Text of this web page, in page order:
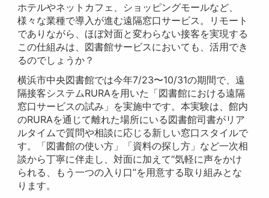
ホテルやネットカフェ、ショッピングモールなど、
様々な業種で導入が進む遠隔窓口サービス。リモート
でありながら、ほぼ対面と変わらない接客を実現する
この仕組みは、図書館サービスにおいても、活用でき
るのでしょうか？
横浜市中央図書館では今年7/23〜10/31の期間で、遠
隔接客システムRURAを用いた「図書館における遠隔
窓口サービスの試み」を実施中です。本実験は、館内
のRURAを通じて離れた場所にいる図書館司書がリア
ルタイムで質問や相談に応じる新しい窓口スタイルで
す。「図書館の使い方」「資料の探し方」など一次相
談から丁寧に伴走し、対面に加えて“気軽に声をかけ
られる、もう一つの入り口”を用意する取り組みとな
ります。